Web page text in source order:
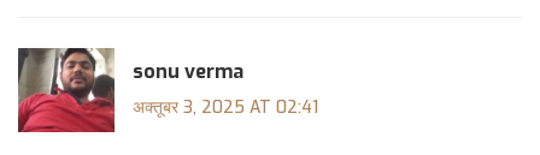
sonu verma
अक्तूबर 3, 2025 AT 02:41